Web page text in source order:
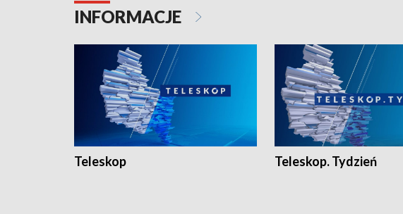
INFORMACJE
Teleskop Teleskop. Tydzień